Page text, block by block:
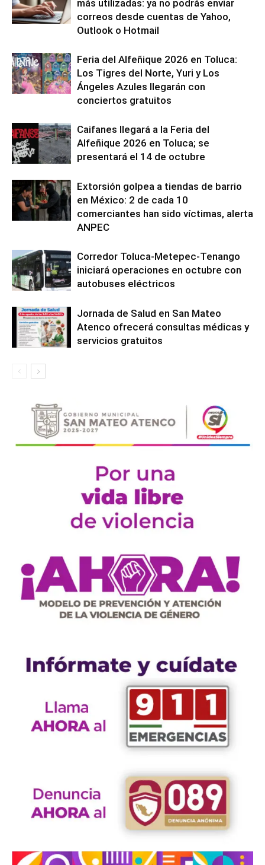
más utilizadas: ya no podrás enviar
correos desde cuentas de Yahoo,
Outlook o Hotmail
Feria del Alfeñique 2026 en Toluca:
Los Tigres del Norte, Yuri y Los
Ángeles Azules llegarán con
conciertos gratuitos
Caifanes llegará a la Feria del
Alfeñique 2026 en Toluca; se
presentará el 14 de octubre
Extorsión golpea a tiendas de barrio
en México: 2 de cada 10
comerciantes han sido víctimas, alerta
ANPEC
Corredor Toluca-Metepec-Tenango
iniciará operaciones en octubre con
autobuses eléctricos
Jornada de Salud en San Mateo
Atenco ofrecerá consultas médicas y
servicios gratuitos